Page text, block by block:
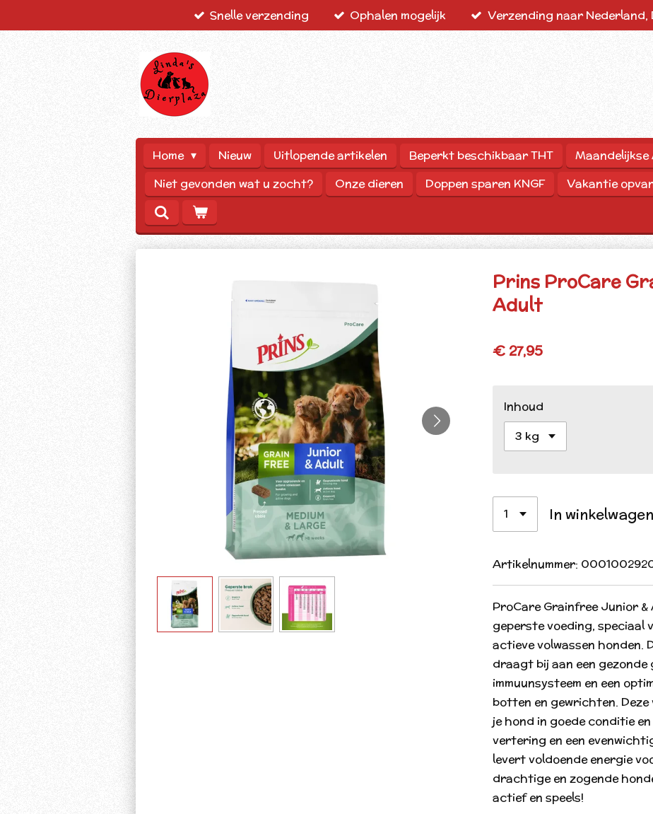
Snelle verzending Ophalen mogelijk Verzending naar Nederland,
Home Nieuw Uitlopende artikelen Beperkt beschikbaar THT
Maandelijkse
Niet gevonden wat u zocht?
Onze dieren Doppen sparen KNGF Vakantie
Prins ProCare
Adult
€ 27,95
Inhoud
In winkelwagen
Artikelnummer:
ProCare Grainfree Junior
geperste voeding, speciaal
actieve volwassen honden.
draagt bij aan een gezonde
immuunsysteem en een
botten en gewrichten.
je hond in goede conditie
vertering en een
levert voldoende energie
drachtige en zogende
actief en speels!